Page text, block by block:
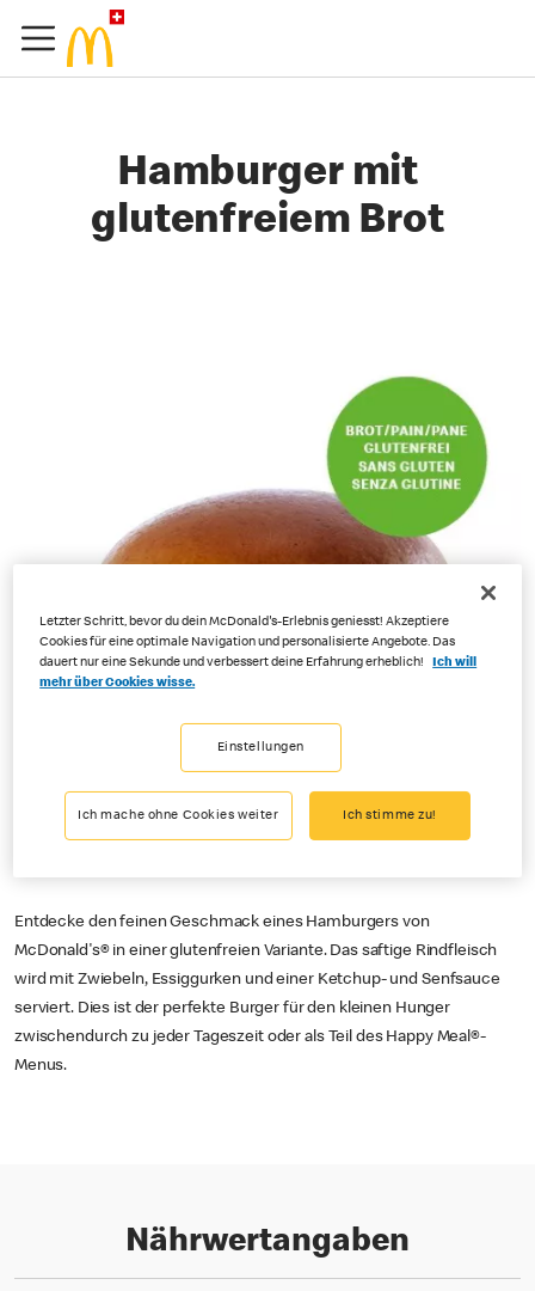
Hamburger mit
glutenfreiem Brot
Entdecke den feinen Geschmack eines Hamburgers von
McDonald's® in einer glutenfreien Variante. Das saftige Rindfleisch
wird mit Zwiebeln, Essiggurken und einer Ketchup- und Senfsauce
serviert. Dies ist der perfekte Burger für den kleinen Hunger
zwischendurch zu jeder Tageszeit oder als Teil des Happy Meal®-
Menus.
Nährwertangaben
Letzter Schritt, bevor du dein McDonald's-Erlebnis geniesst! Akzeptiere
Cookies für eine optimale Navigation und personalisierte Angebote. Das
dauert nur eine Sekunde und verbessert deine Erfahrung erheblich!
Ich will
mehr über Cookies wisse.
Einstellungen
Ich mache ohne Cookies weiter Ich stimme zu!